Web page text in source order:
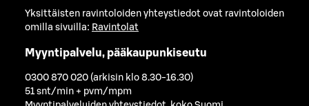
Yksittäisten ravintoloiden yhteystiedot ovat ravintoloiden
omilla sivuilla: Ravintolat
Myyntipalvelu, pääkaupunkiseutu
0300 870 020 (arkisin klo 8.30-16.30)
51 snt/min + pvm/mpm